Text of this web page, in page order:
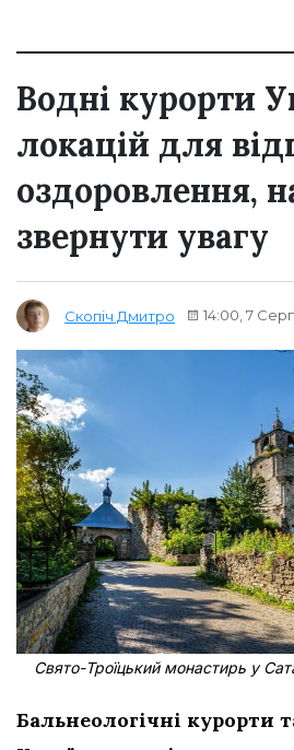
Водні курорти
локацій для
оздоровлення,
звернути увагу
Скопіч Дмитро 14:00, 7
Свято-Троїцький монастирь у
Бальнеологічні курорти